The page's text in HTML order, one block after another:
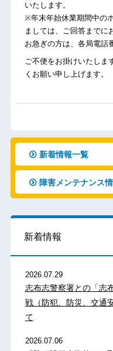
いたします。
※年末年始休業期間中の
ましては、ご回答までに
お急ぎの方は、各局電話
ご不便をお掛けいたしま
くお願い申し上げます。
新着情報一覧
障害メンテナンス
新着情報
2026.07.29
志布志警察署との「志
戦（防犯、防災、交通
て
2026.07.06